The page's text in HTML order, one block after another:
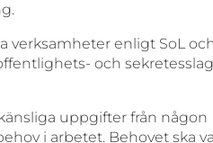
verksamheter enligt SoL och
och
uppgifter från någon
i arbetet. Behovet ska